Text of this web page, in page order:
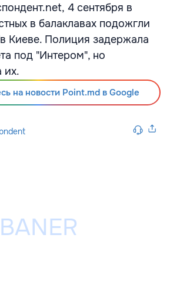
4 сентября в
в балаклавах подожгли
Киеве. Полиция задержала
под "Интером", но
их.
на новости Point.md в Google